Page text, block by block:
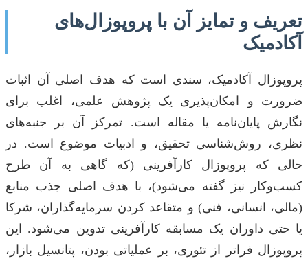
تعریف و تمایز آن با پروپوزال‌های
آکادمیک
پروپوزال آکادمیک، سندی است که هدف اصلی آن اثبات
ضرورت و امکان‌پذیری یک پژوهش علمی، اغلب برای
نگارش پایان‌نامه یا مقاله است. تمرکز آن بر جنبه‌های
نظری، روش‌شناسی تحقیق، و ادبیات موضوع است. در
حالی که پروپوزال کارآفرینی (که گاهی به آن طرح
کسب‌وکار نیز گفته می‌شود)، با هدف اصلی جذب منابع
(مالی، انسانی، فنی) و متقاعد کردن سرمایه‌گذاران، شرکا
یا حتی داوران یک مسابقه کارآفرینی تدوین می‌شود. این
پروپوزال فراتر از تئوری، بر عملیاتی بودن، پتانسیل بازار،